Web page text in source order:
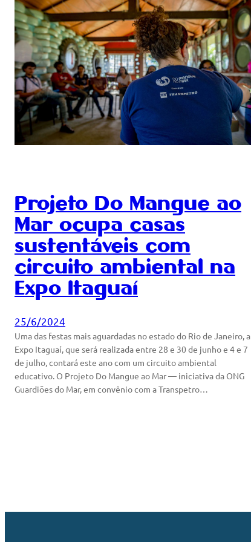
Projeto Do Mangue ao
Mar ocupa casas
sustentáveis com
circuito ambiental na
Expo Itaguaí
25/6/2024
Uma das festas mais aguardadas no estado do Rio de Janeiro, a
Expo Itaguaí, que será realizada entre 28 e 30 de junho e 4 e 7
de julho, contará este ano com um circuito ambiental
educativo. O Projeto Do Mangue ao Mar — iniciativa da ONG
Guardiões do Mar, em convênio com a Transpetro…